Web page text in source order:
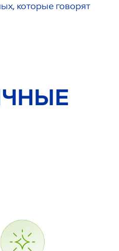
которые говорят